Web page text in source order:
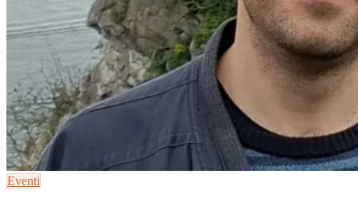
Eventi